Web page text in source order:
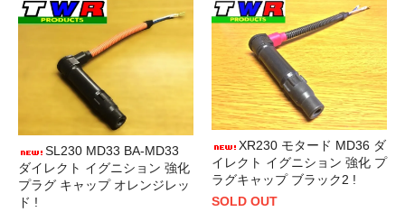
SL230 MD33 BA-MD33
ダイレクト イグニション 強化
プラグ キャップ オレンジレッ
ド !
XR230 モタード MD36 ダ
イレクト イグニション 強化 プ
ラグキャップ ブラック2 !
SOLD OUT